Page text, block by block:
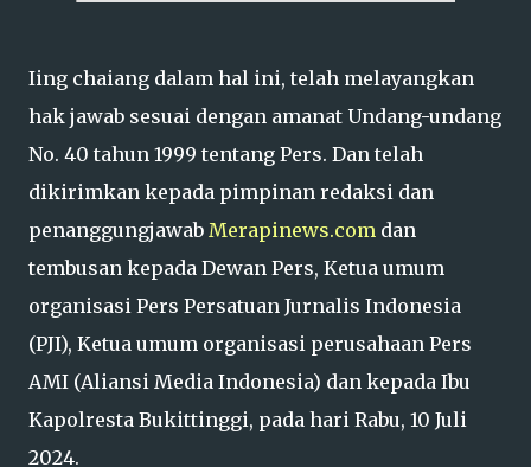
Iing chaiang dalam hal ini, telah melayangkan
hak jawab sesuai dengan amanat Undang-undang
No. 40 tahun 1999 tentang Pers. Dan telah
dikirimkan kepada pimpinan redaksi dan
penanggungjawab Merapinews.com dan
tembusan kepada Dewan Pers, Ketua umum
organisasi Pers Persatuan Jurnalis Indonesia
(PJI), Ketua umum organisasi perusahaan Pers
AMI (Aliansi Media Indonesia) dan kepada Ibu
Kapolresta Bukittinggi, pada hari Rabu, 10 Juli
2024.